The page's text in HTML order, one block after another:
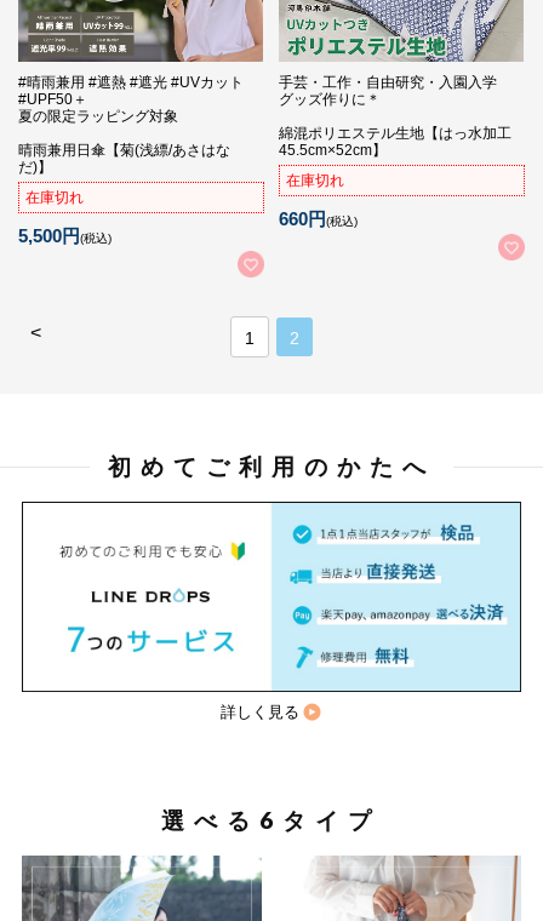
#晴雨兼用 #遮熱 #遮光 #UVカット
#UPF50＋
夏の限定ラッピング対象
晴雨兼用日傘【菊(浅縹/あさはな
だ)】
在庫切れ
5,500円(税込)
手芸・工作・自由研究・入園入学
グッズ作りに＊
綿混ポリエステル生地【はっ水加工
45.5cm×52cm】
在庫切れ
660円(税込)
< 1 2
初めてご利用のかたへ
詳しく見る
選べる6タイプ